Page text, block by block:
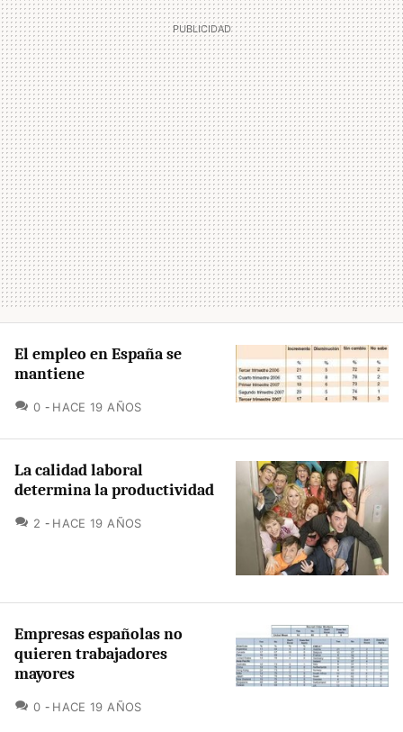
El empleo en España se
mantiene
0 COMENTARIOS
HACE 19 AÑOS
La calidad laboral
determina la productividad
2 COMENTARIOS
HACE 19 AÑOS
Empresas españolas no
quieren trabajadores
mayores
0 COMENTARIOS
HACE 19 AÑOS